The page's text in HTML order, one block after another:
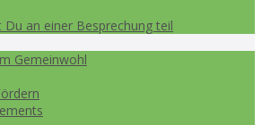
Du an einer Besprechung teil
Gemeinwohl